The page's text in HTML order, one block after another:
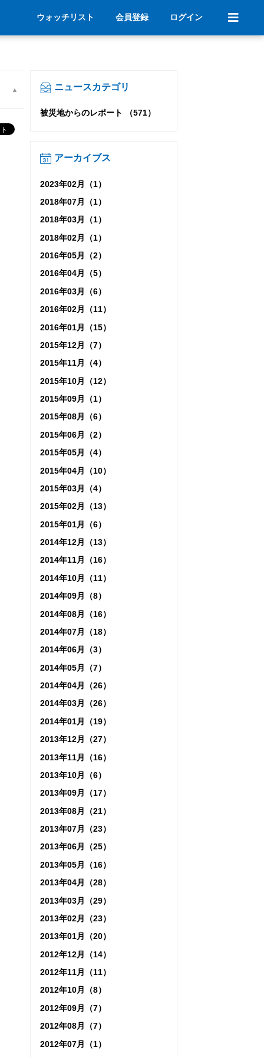
ウォッチリスト 会員登録 ログイン
ニュースカテゴリ
被災地からのレポート （571）
アーカイブス
2023年02月（1）
2018年07月（1）
2018年03月（1）
2018年02月（1）
2016年05月（2）
2016年04月（5）
2016年03月（6）
2016年02月（11）
2016年01月（15）
2015年12月（7）
2015年11月（4）
2015年10月（12）
2015年09月（1）
2015年08月（6）
2015年06月（2）
2015年05月（4）
2015年04月（10）
2015年03月（4）
2015年02月（13）
2015年01月（6）
2014年12月（13）
2014年11月（16）
2014年10月（11）
2014年09月（8）
2014年08月（16）
2014年07月（18）
2014年06月（3）
2014年05月（7）
2014年04月（26）
2014年03月（26）
2014年01月（19）
2013年12月（27）
2013年11月（16）
2013年10月（6）
2013年09月（17）
2013年08月（21）
2013年07月（23）
2013年06月（25）
2013年05月（16）
2013年04月（28）
2013年03月（29）
2013年02月（23）
2013年01月（20）
2012年12月（14）
2012年11月（11）
2012年10月（8）
2012年09月（7）
2012年08月（7）
2012年07月（1）